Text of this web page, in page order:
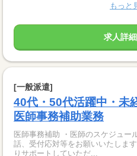
もっと
求人詳
[一般派遣]
40代・50代活躍中・未
医師事務補助業務
医師事務補助 ・医師のスケジュー
話、受付応対等をお願いいたしま
りサポートしていただ...